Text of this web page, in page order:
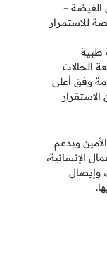
الغيضة –
للاستمرار
طبية
الحالات
وفق أعلى
وبدعم
الإنسانية،
وإيصال